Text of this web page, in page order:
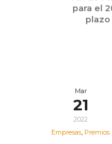
para el
Mar
21
2022
Empresas, Premios